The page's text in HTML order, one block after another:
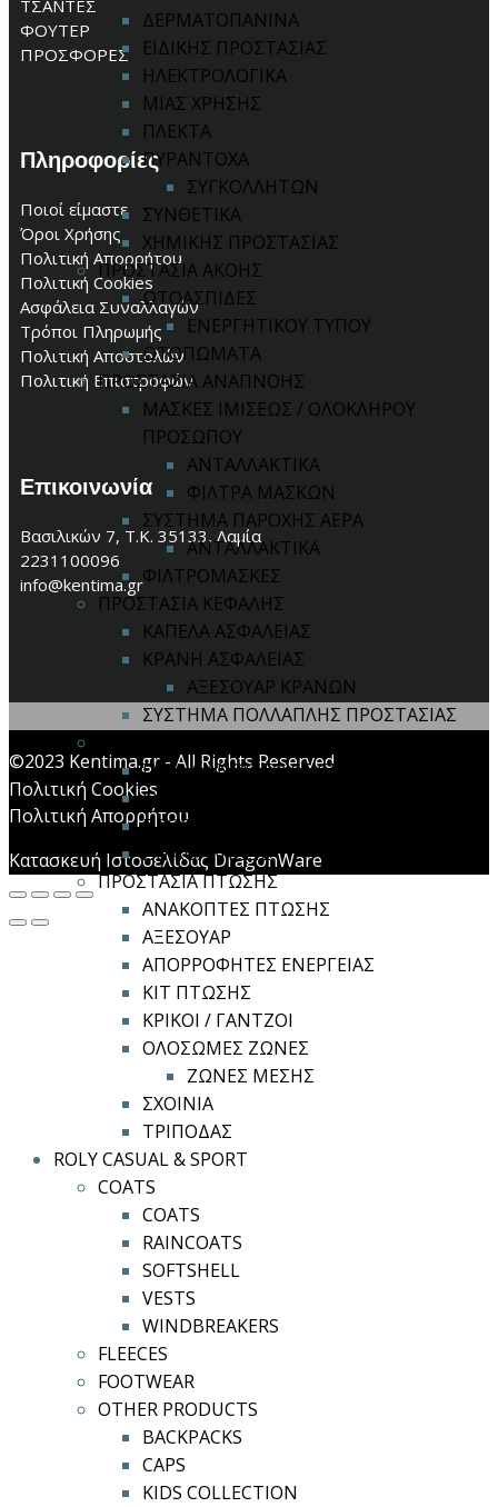
ΔΕΡΜΑΤΟΠΑΝΙΝΑ
ΕΙΔΙΚΗΣ ΠΡΟΣΤΑΣΙΑΣ
ΗΛΕΚΤΡΟΛΟΓΙΚΑ
ΜΙΑΣ ΧΡΗΣΗΣ
ΠΛΕΚΤΑ
ΠΥΡΑΝΤΟΧΑ
ΣΥΓΚΟΛΛΗΤΩΝ
ΣΥΝΘΕΤΙΚΑ
ΧΗΜΙΚΗΣ ΠΡΟΣΤΑΣΙΑΣ
ΠΡΟΣΤΑΣΙΑ ΑΚΟΗΣ
ΩΤΟΑΣΠΙΔΕΣ
ΕΝΕΡΓΗΤΙΚΟΥ ΤΥΠΟΥ
ΩΤΟΠΩΜΑΤΑ
ΠΡΟΣΤΑΣΙΑ ΑΝΑΠΝΟΗΣ
ΜΑΣΚΕΣ ΙΜΙΣΕΩΣ / ΟΛΟΚΛΗΡΟΥ
ΠΡΟΣΩΠΟΥ
ΑΝΤΑΛΛΑΚΤΙΚΑ
ΦΙΛΤΡΑ ΜΑΣΚΩΝ
ΣΥΣΤΗΜΑ ΠΑΡΟΧΗΣ ΑΕΡΑ
ΑΝΤΑΛΛΑΚΤΙΚΑ
ΦΙΛΤΡΟΜΑΣΚΕΣ
ΠΡΟΣΤΑΣΙΑ ΚΕΦΑΛΗΣ
ΚΑΠΕΛΑ ΑΣΦΑΛΕΙΑΣ
ΚΡΑΝΗ ΑΣΦΑΛΕΙΑΣ
ΑΞΕΣΟΥΑΡ ΚΡΑΝΩΝ
ΣΥΣΤΗΜΑ ΠΟΛΛΑΠΛΗΣ ΠΡΟΣΤΑΣΙΑΣ
ΓΥΑΛΙΑ ΑΝΟΙΧΤΟΥ ΤΥΠΟΥ
ΓΥΑΛΙΑ ΚΛΕΙΣΤΟΥ ΤΥΠΟΥ
ΠΡΟΣΩΠΙΔΕΣ / ΑΣΠΙΔΙΑ
ΣΥΓΚΟΛΛΗΣΕΙΣ
ΠΡΟΣΤΑΣΙΑ ΠΤΩΣΗΣ
ΑΝΑΚΟΠΤΕΣ ΠΤΩΣΗΣ
ΑΞΕΣΟΥΑΡ
ΑΠΟΡΡΟΦΗΤΕΣ ΕΝΕΡΓΕΙΑΣ
ΚΙΤ ΠΤΩΣΗΣ
ΚΡΙΚΟΙ / ΓΑΝΤΖΟΙ
ΟΛΟΣΩΜΕΣ ΖΩΝΕΣ
ΖΩΝΕΣ ΜΕΣΗΣ
ΣΧΟΙΝΙΑ
ΤΡΙΠΟΔΑΣ
ROLY CASUAL & SPORT
COATS
COATS
RAINCOATS
SOFTSHELL
VESTS
WINDBREAKERS
FLEECES
FOOTWEAR
OTHER PRODUCTS
BACKPACKS
CAPS
KIDS COLLECTION
ΤΣΑΝΤΕΣ
ΦΟΥΤΕΡ
ΠΡΟΣΦΟΡΕΣ
Πληροφορίες
Ποιοί είμαστε
Όροι Χρήσης
Πολιτική Απορρήτου
Πολιτική Cookies
Ασφάλεια Συναλλαγών
Τρόποι Πληρωμής
Πολιτική Αποστολών
Πολιτική Επιστροφών
Επικοινωνία
Βασιλικών 7, Τ.Κ. 35133, Λαμία
2231100096
info@kentima.gr
©2023 Kentima.gr - All Rights Reserved
Πολιτική Cookies
Πολιτική Απορρήτου
Κατασκευή Ιστοσελίδας DragonWare